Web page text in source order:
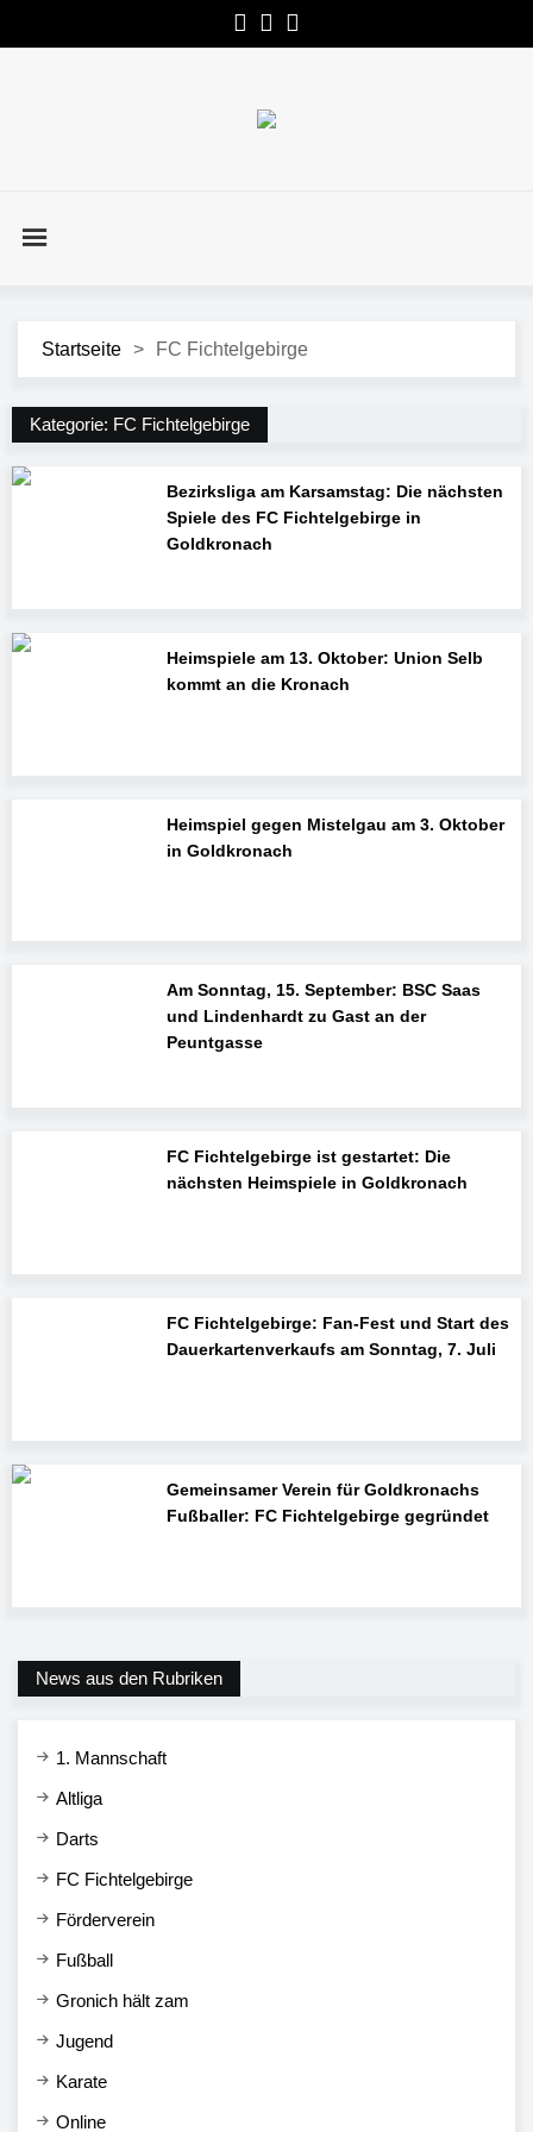
Startseite > FC Fichtelgebirge
Kategorie: FC Fichtelgebirge
Bezirksliga am Karsamstag: Die nächsten
Spiele des FC Fichtelgebirge in
Goldkronach
Heimspiele am 13. Oktober: Union Selb
kommt an die Kronach
Heimspiel gegen Mistelgau am 3. Oktober
in Goldkronach
Am Sonntag, 15. September: BSC Saas
und Lindenhardt zu Gast an der
Peuntgasse
FC Fichtelgebirge ist gestartet: Die
nächsten Heimspiele in Goldkronach
FC Fichtelgebirge: Fan-Fest und Start des
Dauerkartenverkaufs am Sonntag, 7. Juli
Gemeinsamer Verein für Goldkronachs
Fußballer: FC Fichtelgebirge gegründet
News aus den Rubriken
1. Mannschaft
Altliga
Darts
FC Fichtelgebirge
Förderverein
Fußball
Gronich hält zam
Jugend
Karate
Online